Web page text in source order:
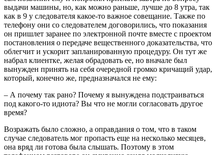
выдачи машины, но, как можно раньше, лучше до 8 утра, так
как в 9 у следователя какое-то важное совещание. Также по
телефону они со следователем договорились, что показания
он пришлет заранее по электронной почте вместе с проектом
постановления о передаче вещественного доказательства, что
облегчит и ускорит запланированную процедуру. Он тут же
набрал клиентке, желая обрадовать ее, но вначале был
вынужден принять на себя очередной громко кричащий удар,
который, конечно же, предназначался не ему:
– А почему так рано? Почему я вынуждена подстраиваться
под какого-то идиота? Вы что не могли согласовать другое
время?
Возражать было сложно, а оправдания о том, что в таком
случае следователь мог пропасть еще на несколько месяцев,
она вряд ли готова была слышать. Поэтому в этом